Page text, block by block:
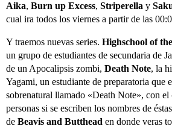
Aika, Burn up Excess, Striperella y
cual ira todos los viernes a partir de las
Y traemos nuevas series. Highschool of
un grupo de estudiantes de secundaria de
de un Apocalipsis zombi, Death Note, la
Yagami, un estudiante de preparatoria que
sobrenatural llamado «Death Note», con el
personas si se escriben los nombres de
de Beavis and Butthead en donde veras